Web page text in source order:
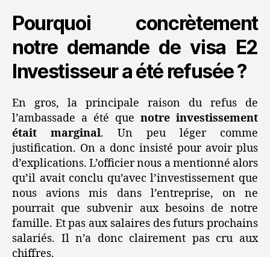
Pourquoi concrètement
notre demande de visa E2
Investisseur a été refusée ?
En gros, la principale raison du refus de
l’ambassade a été que notre investissement
était marginal. Un peu léger comme
justification. On a donc insisté pour avoir plus
d’explications. L’officier nous a mentionné alors
qu’il avait conclu qu’avec l’investissement que
nous avions mis dans l’entreprise, on ne
pourrait que subvenir aux besoins de notre
famille. Et pas aux salaires des futurs prochains
salariés. Il n’a donc clairement pas cru aux
chiffres.